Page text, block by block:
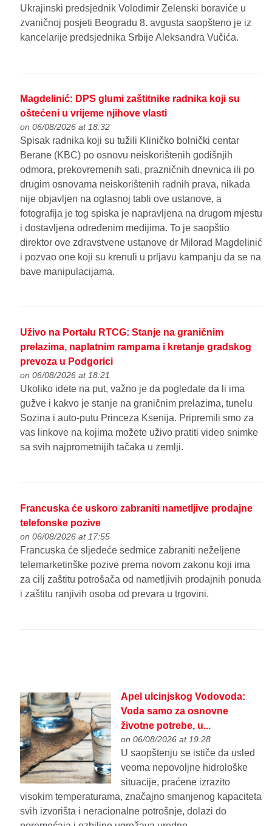
Ukrajinski predsjednik Volodimir Zelenski boraviće u
zvaničnoj posjeti Beogradu 8. avgusta saopšteno je iz
kancelarije predsjednika Srbije Aleksandra Vučića.
Magdelinić: DPS glumi zaštitnike radnika koji su
oštećeni u vrijeme njihove vlasti
on 06/08/2026 at 18:32
Spisak radnika koji su tužili Kliničko bolnički centar
Berane (KBC) po osnovu neiskorištenih godišnjih
odmora, prekovremenih sati, prazničnih dnevnica ili po
drugim osnovama neiskorištenih radnih prava, nikada
nije objavljen na oglasnoj tabli ove ustanove, a
fotografija je tog spiska je napravljena na drugom mjestu
i dostavljena određenim medijima. To je saopštio
direktor ove zdravstvene ustanove dr Milorad Magdelinić
i pozvao one koji su krenuli u prljavu kampanju da se na
bave manipulacijama.
Uživo na Portalu RTCG: Stanje na graničnim
prelazima, naplatnim rampama i kretanje gradskog
prevoza u Podgorici
on 06/08/2026 at 18:21
Ukoliko idete na put, važno je da pogledate da li ima
gužve i kakvo je stanje na graničnim prelazima, tunelu
Sozina i auto-putu Princeza Ksenija. Pripremili smo za
vas linkove na kojima možete uživo pratiti video snimke
sa svih najprometnijih tačaka u zemlji.
Francuska će uskoro zabraniti nametljive prodajne
telefonske pozive
on 06/08/2026 at 17:55
Francuska će sljedeće sedmice zabraniti neželjene
telemarketinške pozive prema novom zakonu koji ima
za cilj zaštitu potrošača od nametljivih prodajnih ponuda
i zaštitu ranjivih osoba od prevara u trgovini.
Apel ulcinjskog Vodovoda:
Voda samo za osnovne
životne potrebe, u...
on 06/08/2026 at 19:28
U saopštenju se ističe da usled
veoma nepovoljne hidrološke
situacije, praćene izrazito
visokim temperaturama, značajno smanjenog kapaciteta
svih izvorišta i neracionalne potrošnje, dolazi do